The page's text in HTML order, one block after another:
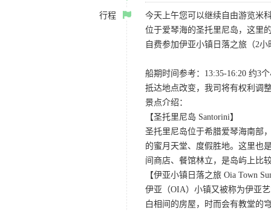
行程
今天上午您可以继续自由游览米
位于爱琴海的圣托里尼岛，这里
自费参加伊亚小镇日落之旅（2小
船期时间参考：13:35-16:20 约3
抵达地点改变，我司将有权利调
景点介绍：
【圣托里尼岛 Santorini】
圣托里尼岛位于希腊爱琴海南部
的蜜月天堂、度假胜地。这里也
间商店、餐馆林立，是岛屿上比
【伊亚小镇日落之旅 Oia Town
伊亚（OIA）小镇又被称为伊亚
白相间的房屋，时而会有教堂的